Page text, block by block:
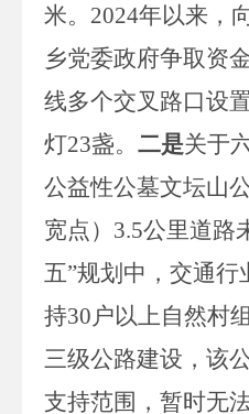
米。2024年以来，
乡党委政府争取资
线多个交叉路口设
灯23盏。 二是关于
公益性公墓文坛山
宽点）3.5公里道路
五”规划中，交通
持30户以上自然村组
三级公路建设，该
支持范围，暂时无